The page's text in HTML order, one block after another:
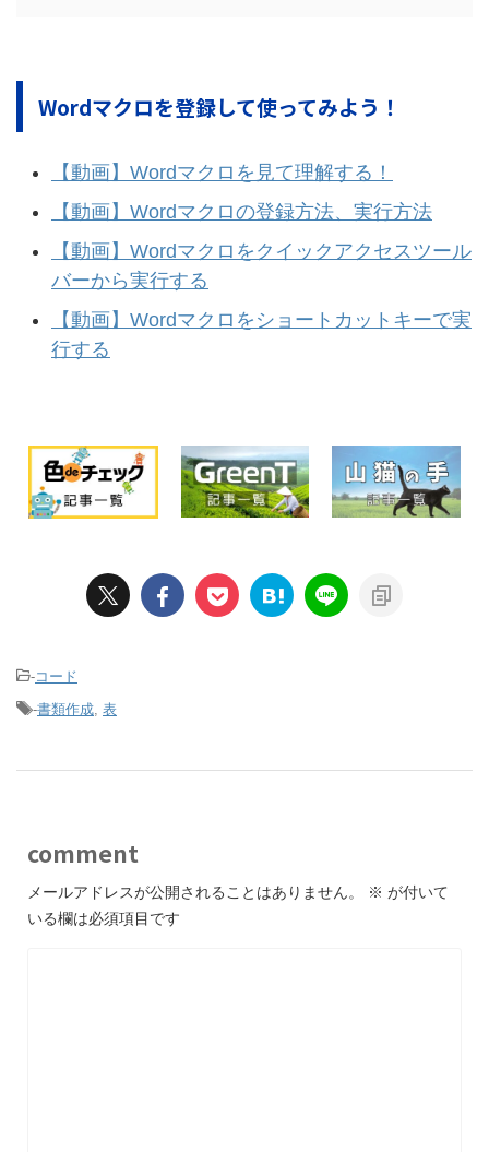
Wordマクロを登録して使ってみよう！
【動画】Wordマクロを見て理解する！
【動画】Wordマクロの登録方法、実行方法
【動画】Wordマクロをクイックアクセスツール
バーから実行する
【動画】Wordマクロをショートカットキーで実
行する
-コード
-書類作成 表
comment
メールアドレスが公開されることはありません。 ※ が付いて
いる欄は必須項目です